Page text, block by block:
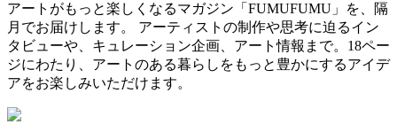
アートがもっと楽しくなるマガジン「FUMUFUMU」を、隔
月でお届けします。 アーティストの制作や思考に迫るイン
タビューや、キュレーション企画、アート情報まで。18ペー
ジにわたり、アートのある暮らしをもっと豊かにするアイデ
アをお楽しみいただけます。